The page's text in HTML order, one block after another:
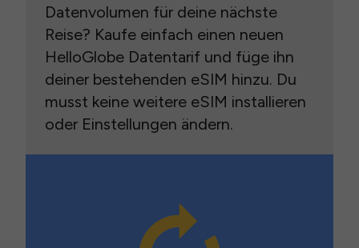
Datenvolumen für deine nächste
Reise? Kaufe einfach einen neuen
HelloGlobe Datentarif und füge ihn
deiner bestehenden eSIM hinzu. Du
musst keine weitere eSIM installieren
oder Einstellungen ändern.